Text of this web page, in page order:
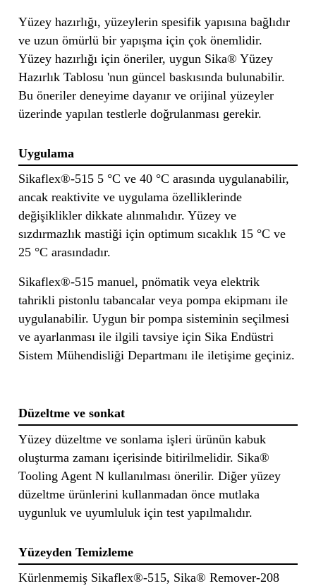
Yüzey hazırlığı, yüzeylerin spesifik yapısına bağlıdır
ve uzun ömürlü bir yapışma için çok önemlidir.
Yüzey hazırlığı için öneriler, uygun Sika® Yüzey
Hazırlık Tablosu 'nun güncel baskısında bulunabilir.
Bu öneriler deneyime dayanır ve orijinal yüzeyler
üzerinde yapılan testlerle doğrulanması gerekir.
Uygulama
Sikaflex®-515 5 °C ve 40 °C arasında uygulanabilir,
ancak reaktivite ve uygulama özelliklerinde
değişiklikler dikkate alınmalıdır. Yüzey ve
sızdırmazlık mastiği için optimum sıcaklık 15 °C ve
25 °C arasındadır.
Sikaflex®-515 manuel, pnömatik veya elektrik
tahrikli pistonlu tabancalar veya pompa ekipmanı ile
uygulanabilir. Uygun bir pompa sisteminin seçilmesi
ve ayarlanması ile ilgili tavsiye için Sika Endüstri
Sistem Mühendisliği Departmanı ile iletişime geçiniz.
Düzeltme ve sonkat
Yüzey düzeltme ve sonlama işleri ürünün kabuk
oluşturma zamanı içerisinde bitirilmelidir. Sika®
Tooling Agent N kullanılması önerilir. Diğer yüzey
düzeltme ürünlerini kullanmadan önce mutlaka
uygunluk ve uyumluluk için test yapılmalıdır.
Yüzeyden Temizleme
Kürlenmemiş Sikaflex®-515, Sika® Remover-208